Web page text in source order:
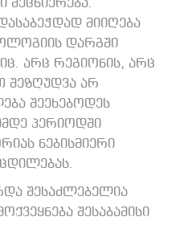
მეცნიერება.
მიიღება
დარგში
არც რეგიონის, არც
შეზღუდვა არ
შეეხებოდეს
პერიოდში
ნებისმიერი
შესაძლებელია
შესაბამისი